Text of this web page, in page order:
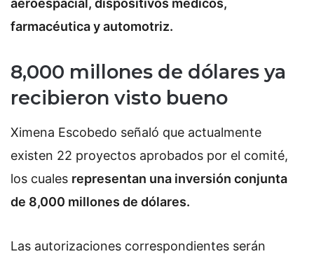
farmacéutica y automotriz.
8,000 millones de dólares ya
recibieron visto bueno
Ximena Escobedo señaló que actualmente
existen 22 proyectos aprobados por el comité,
los cuales representan una inversión conjunta
de 8,000 millones de dólares.
Las autorizaciones correspondientes serán